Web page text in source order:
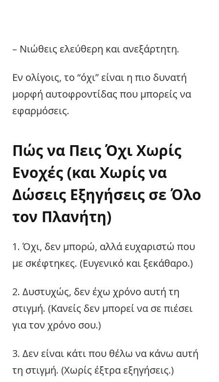
– Νιώθεις ελεύθερη και ανεξάρτητη.
Εν ολίγοις, το “όχι” είναι η πιο δυνατή
μορφή αυτοφροντίδας που μπορείς να
εφαρμόσεις.
Πώς να Πεις Όχι Χωρίς
Ενοχές (και Χωρίς να
Δώσεις Εξηγήσεις σε Όλο
τον Πλανήτη)
1. Όχι, δεν μπορώ, αλλά ευχαριστώ που
με σκέφτηκες. (Ευγενικό και ξεκάθαρο.)
2. Δυστυχώς, δεν έχω χρόνο αυτή τη
στιγμή. (Κανείς δεν μπορεί να σε πιέσει
για τον χρόνο σου.)
3. Δεν είναι κάτι που θέλω να κάνω αυτή
τη στιγμή. (Χωρίς έξτρα εξηγήσεις.)